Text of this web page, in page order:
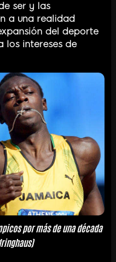
ser y las
a una realidad
del deporte
los intereses de
por más de una década